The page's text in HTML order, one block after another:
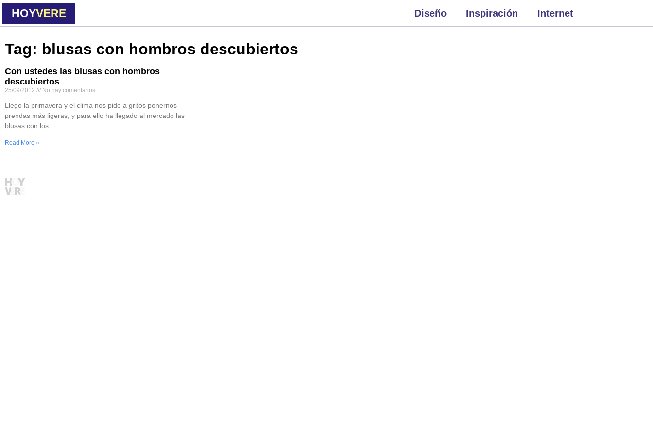
HOYVERE Diseño Inspiración Internet
Tag: blusas con hombros descubiertos
Con ustedes las blusas con hombros
descubiertos
25/09/2012 No hay comentarios
Llego la primavera y el clima nos pide a gritos ponernos
prendas más ligeras, y para ello ha llegado al mercado las
blusas con los
Read More »